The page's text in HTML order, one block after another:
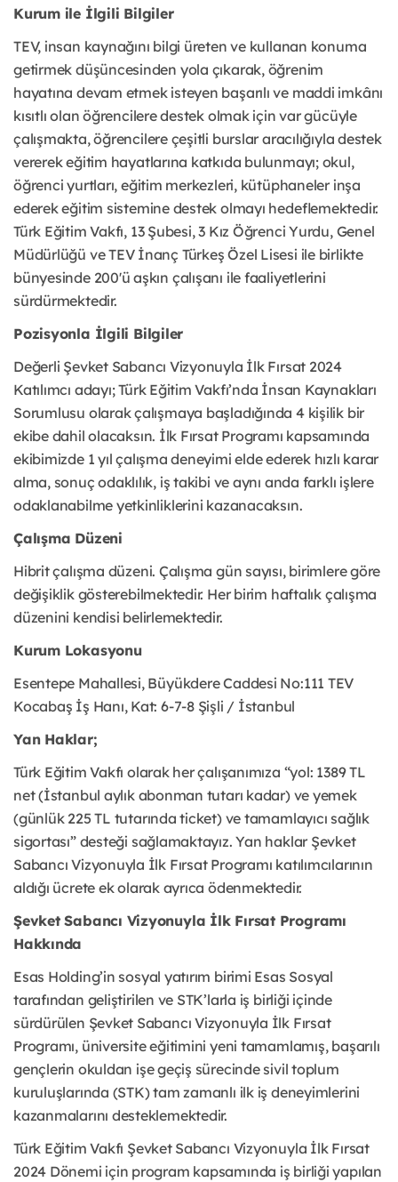
Kurum ile İlgili Bilgiler
TEV, insan kaynağını bilgi üreten ve kullanan konuma
getirmek düşüncesinden yola çıkarak, öğrenim
hayatına devam etmek isteyen başarılı ve maddi imkânı
kısıtlı olan öğrencilere destek olmak için var gücüyle
çalışmakta, öğrencilere çeşitli burslar aracılığıyla destek
vererek eğitim hayatlarına katkıda bulunmayı; okul,
öğrenci yurtları, eğitim merkezleri, kütüphaneler inşa
ederek eğitim sistemine destek olmayı hedeflemektedir.
Türk Eğitim Vakfı, 13 Şubesi, 3 Kız Öğrenci Yurdu, Genel
Müdürlüğü ve TEV İnanç Türkeş Özel Lisesi ile birlikte
bünyesinde 200'ü aşkın çalışanı ile faaliyetlerini
sürdürmektedir.
Pozisyonla İlgili Bilgiler
Değerli Şevket Sabancı Vizyonuyla İlk Fırsat 2024
Katılımcı adayı; Türk Eğitim Vakfı’nda İnsan Kaynakları
Sorumlusu olarak çalışmaya başladığında 4 kişilik bir
ekibe dahil olacaksın. İlk Fırsat Programı kapsamında
ekibimizde 1 yıl çalışma deneyimi elde ederek hızlı karar
alma, sonuç odaklılık, iş takibi ve aynı anda farklı işlere
odaklanabilme yetkinliklerini kazanacaksın.
Çalışma Düzeni
Hibrit çalışma düzeni. Çalışma gün sayısı, birimlere göre
değişiklik gösterebilmektedir. Her birim haftalık çalışma
düzenini kendisi belirlemektedir.
Kurum Lokasyonu
Esentepe Mahallesi, Büyükdere Caddesi No:111 TEV
Kocabaş İş Hanı, Kat: 6-7-8 Şişli / İstanbul
Yan Haklar;
Türk Eğitim Vakfı olarak her çalışanımıza “yol: 1389 TL
net (İstanbul aylık abonman tutarı kadar) ve yemek
(günlük 225 TL tutarında ticket) ve tamamlayıcı sağlık
sigortası” desteği sağlamaktayız. Yan haklar Şevket
Sabancı Vizyonuyla İlk Fırsat Programı katılımcılarının
aldığı ücrete ek olarak ayrıca ödenmektedir.
Şevket Sabancı Vizyonuyla İlk Fırsat Programı
Hakkında
Esas Holding’in sosyal yatırım birimi Esas Sosyal
tarafından geliştirilen ve STK’larla iş birliği içinde
sürdürülen Şevket Sabancı Vizyonuyla İlk Fırsat
Programı, üniversite eğitimini yeni tamamlamış, başarılı
gençlerin okuldan işe geçiş sürecinde sivil toplum
kuruluşlarında (STK) tam zamanlı ilk iş deneyimlerini
kazanmalarını desteklemektedir.
Türk Eğitim Vakfı Şevket Sabancı Vizyonuyla İlk Fırsat
2024 Dönemi için program kapsamında iş birliği yapılan